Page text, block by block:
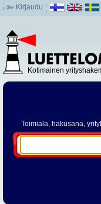
Kirjaudu
Kotimainen
Toimiala, hakusana,